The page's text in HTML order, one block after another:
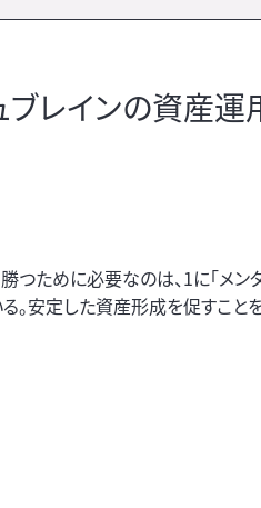
ブレインの資産
めに必要なのは、1に「メンタ
る。安定した資産形成を促すこと